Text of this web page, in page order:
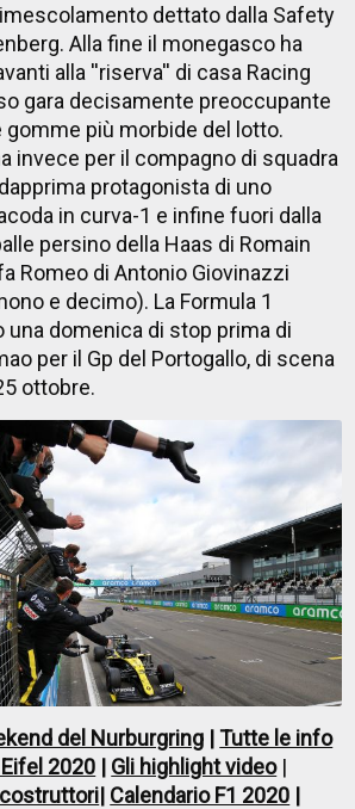
dettato dalla Safety
Alla fine il monegasco ha
alla ''riserva'' di casa Racing
gara decisamente preoccupante
più morbide del lotto.
invece per il compagno di squadra
protagonista di uno
in curva-1 e infine fuori dalla
persino della Haas di Romain
Romeo di Antonio Giovinazzi
e decimo). La Formula 1
una domenica di stop prima di
per il Gp del Portogallo, di scena
ottobre.
del Nurburgring |Tutte le info
2020 | Gli highlight video|
| Calendario F1 2020 |